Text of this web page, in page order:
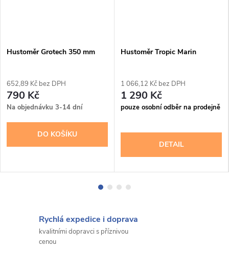
Hustoměr Grotech 350 mm
652,89 Kč bez DPH
790 Kč
Na objednávku 3-14 dní
DO KOŠÍKU
Hustoměr Tropic Marin
1 066,12 Kč bez DPH
1 290 Kč
pouze osobní odběr na prodejně
DETAIL
Rychlá expedice i doprava
kvalitními dopravci s příznivou
cenou